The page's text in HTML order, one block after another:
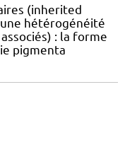
(inherited
hétérogénéité
: la forme
pigmenta